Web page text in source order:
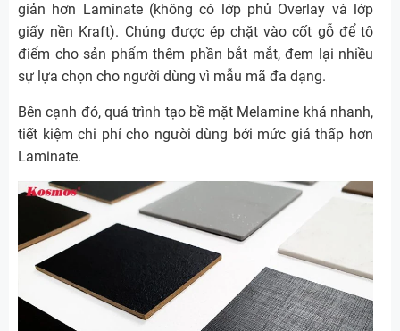
giản hơn Laminate (không có lớp phủ Overlay và lớp
giấy nền Kraft). Chúng được ép chặt vào cốt gỗ để tô
điểm cho sản phẩm thêm phần bắt mắt, đem lại nhiều
sự lựa chọn cho người dùng vì mẫu mã đa dạng.
Bên cạnh đó, quá trình tạo bề mặt Melamine khá nhanh,
tiết kiệm chi phí cho người dùng bởi mức giá thấp hơn
Laminate.